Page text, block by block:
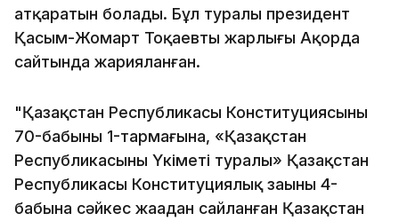
атқаратын болады. Бұл туралы президент
Қасым-Жомарт Тоқаевтың жарлығы Ақорда
сайтында жарияланған.
"Қазақстан Республикасы Конституциясының
70-бабының 1-тармағына, «Қазақстан
Республикасының Үкіметі туралы» Қазақстан
Республикасы Конституциялық заңының 4-
бабына сәйкес жаңадан сайланған Қазақстан